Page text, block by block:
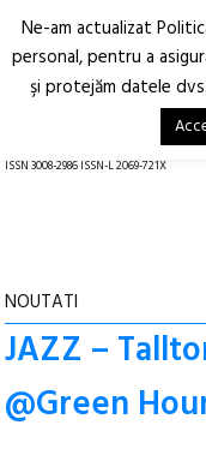
Arhitectură.
Oraș.
ISSN 3008-2986 ISSN-L 2069-721X
NOUTATI
JAZZ –
@Green
Ne-am actualizat
personal, pentru a
şi protejăm datele